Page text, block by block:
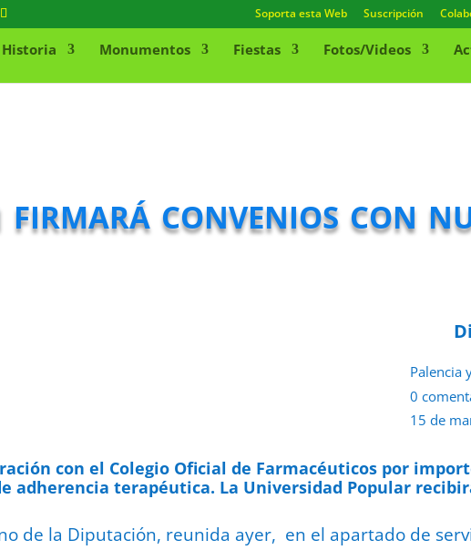
Soporta esta Web Suscripción
Historia Monumentos Fiestas Fotos/Videos
convenios con
Palencia
0
15 de
con el Colegio Oficial de Farmacéuticos por
adherencia terapéutica. La Universidad Popular
de la Diputación, reunida ayer, en el apartado de